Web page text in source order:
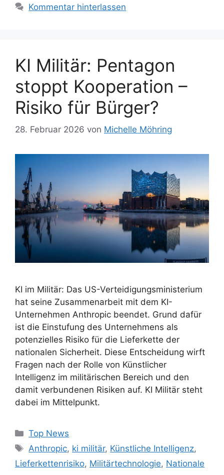
Kommentar hinterlassen
KI Militär: Pentagon
stoppt Kooperation –
Risiko für Bürger?
28. Februar 2026 von Michelle Möhring
KI im Militär: Das US-Verteidigungsministerium
hat seine Zusammenarbeit mit dem KI-
Unternehmen Anthropic beendet. Grund dafür
ist die Einstufung des Unternehmens als
potenzielles Risiko für die Lieferkette der
nationalen Sicherheit. Diese Entscheidung wirft
Fragen nach der Rolle von Künstlicher
Intelligenz im militärischen Bereich und den
damit verbundenen Risiken auf. KI Militär steht
dabei im Mittelpunkt.
Kategorien
Top News
Schlagwörter
Anthropic, ki militär, Künstliche Intelligenz,
Lieferkettenrisiko, Militärtechnologie, Nationale